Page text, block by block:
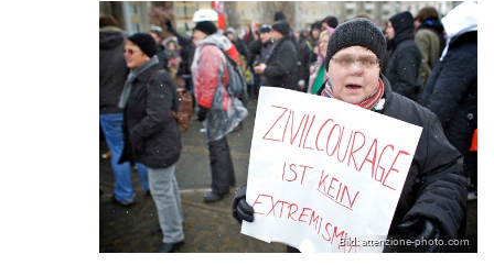
Bild: attenzione-photo.com